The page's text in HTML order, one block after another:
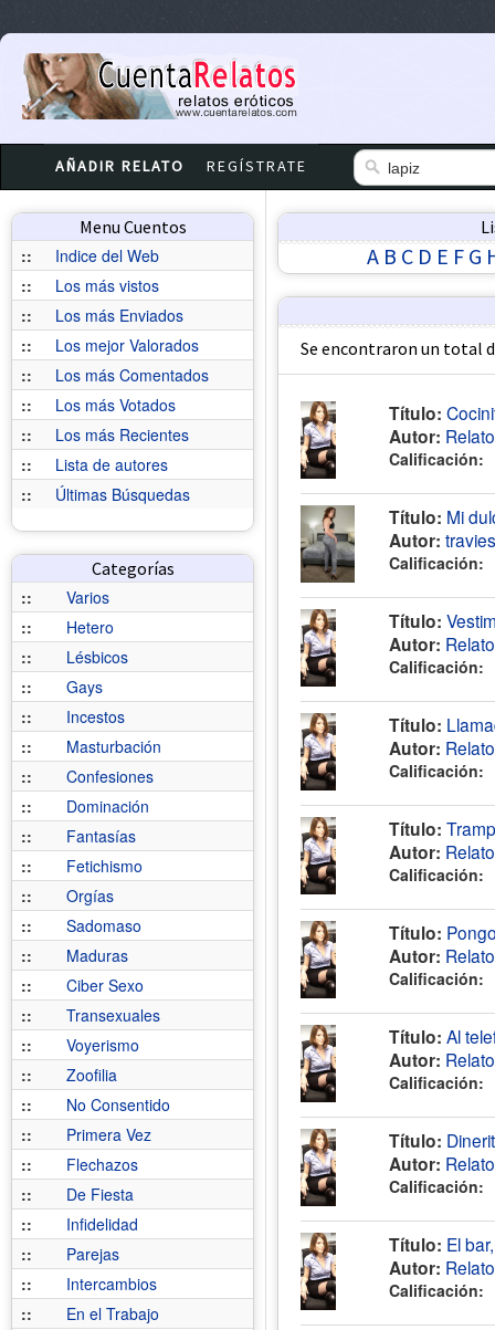
AÑADIR RELATO REGÍSTRATE
Menu Cuentos
::
Indice del Web
::
Los más vistos
::
Los más Enviados
::
Los mejor Valorados
::
Los más Comentados
::
Los más Votados
::
Los más Recientes
::
Lista de autores
::
Últimas Búsquedas
Categorías
::
Varios
::
Hetero
::
Lésbicos
::
Gays
::
Incestos
::
Masturbación
::
Confesiones
::
Dominación
::
Fantasías
::
Fetichismo
::
Orgías
::
Sadomaso
::
Maduras
::
Ciber Sexo
::
Transexuales
::
Voyerismo
::
Zoofilia
::
No Consentido
::
Primera Vez
::
Flechazos
::
De Fiesta
::
Infidelidad
::
Parejas
::
Intercambios
::
En el Trabajo
A B C D E F G
Se encontraron un total
Título:
Autor:
Calificación:
Título: Mi
Autor:
Calificación:
Título:
Autor:
Calificación:
Título:
Autor:
Calificación:
Título:
Autor:
Calificación:
Título:
Autor:
Calificación:
Título: Al
Autor:
Calificación:
Título:
Autor:
Calificación:
Título: El
Autor:
Calificación: